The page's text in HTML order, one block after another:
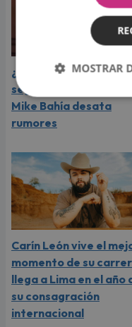
¿Greeicy espera a su
segundo hijo? Video de
Mike Bahía desata
rumores
Carín León vive el
momento de su
llega a Lima en el año
su consagración
internacional
MOSTRAR